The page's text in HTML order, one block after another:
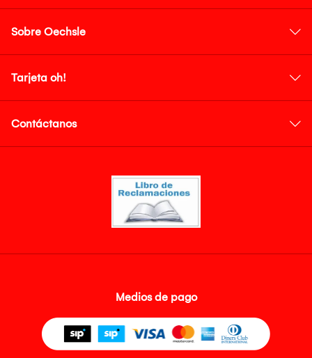
Sobre Oechsle
Tarjeta oh!
Contáctanos
Medios de pago